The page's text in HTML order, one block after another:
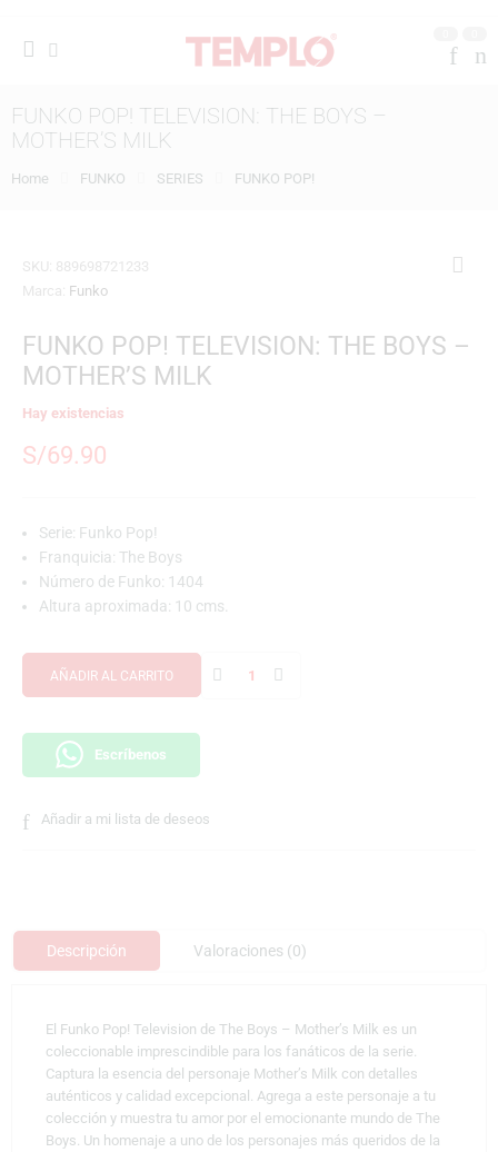
FUNKO POP! TELEVISION: THE BOYS –
MOTHER’S MILK
Home FUNKO SERIES FUNKO POP!
SKU: 889698721233
Marca: Funko
FUNKO POP! TELEVISION: THE BOYS –
MOTHER’S MILK
Hay existencias
S/69.90
Serie: Funko Pop!
Franquicia: The Boys
Número de Funko: 1404
Altura aproximada: 10 cms.
AÑADIR AL CARRITO
Escríbenos
Añadir a mi lista de deseos
Descripción Valoraciones (0)
El Funko Pop! Television de The Boys – Mother’s Milk es un
coleccionable imprescindible para los fanáticos de la serie.
Captura la esencia del personaje Mother’s Milk con detalles
auténticos y calidad excepcional. Agrega a este personaje a tu
colección y muestra tu amor por el emocionante mundo de The
Boys. Un homenaje a uno de los personajes más queridos de la